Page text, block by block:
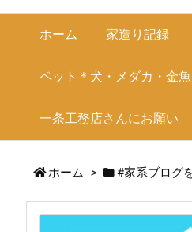
ホーム 家造り記録
ペット＊犬・メダカ・金魚
一条工務店さんにお願い
ホーム > #家系ブログ